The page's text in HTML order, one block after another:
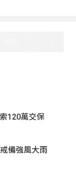
120萬交保
備強風大雨